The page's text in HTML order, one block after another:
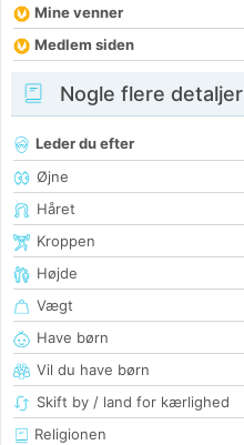
Mine venner
Medlem siden
Nogle flere detaljer
Leder du efter
Øjne
Håret
Kroppen
Højde
Vægt
Have børn
Vil du have børn
Skift by / land for kærlighed
Religionen